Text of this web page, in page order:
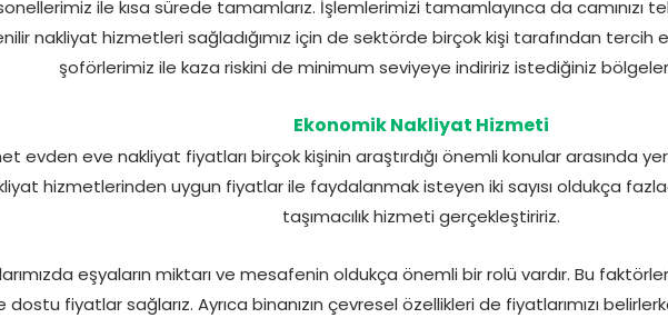
ile kısa sürede tamamlarız. İşlemlerimizi tamamlayınca da camınızı
nakliyat hizmetleri sağladığımız için de sektörde birçok kişi tarafından tercih
şoförlerimiz ile kaza riskini de minimum seviyeye indiririz istediğiniz bölgelere
Ekonomik Nakliyat Hizmeti
evden eve nakliyat fiyatları birçok kişinin araştırdığı önemli konular arasında
hizmetlerinden uygun fiyatlar ile faydalanmak isteyen iki sayısı oldukça
taşımacılık hizmeti gerçekleştiririz.
eşyaların miktarı ve mesafenin oldukça önemli bir rolü vardır. Bu
dostu fiyatlar sağlarız. Ayrıca binanızın çevresel özellikleri de fiyatlarımızı